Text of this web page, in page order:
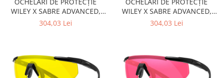
OMS
Toc Baston Telescopic
Toc Electroșoc
WILEY X SABRE ADVANCED,
NEGRI
304,03 Lei
WILEY X SABRE ADVANCED,
TRANSPARENȚI
304,03 Lei